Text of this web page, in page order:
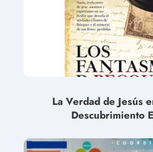
La Verdad de Jesús
Descubrimiento